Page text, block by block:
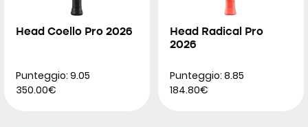
Head Coello Pro 2026
Punteggio: 9.05
350.00€
Head Radical Pro
2026
Punteggio: 8.85
184.80€